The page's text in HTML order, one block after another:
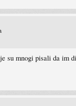
su mnogi pisali da im